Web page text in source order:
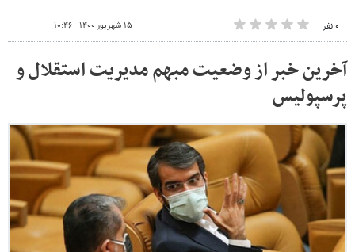
۰ نفر ۱۵ شهریور ۱۴۰۰ - ۱۰:۴۶
آخرین خبر از وضعیت مبهم مدیریت استقلال و
پرسپولیس